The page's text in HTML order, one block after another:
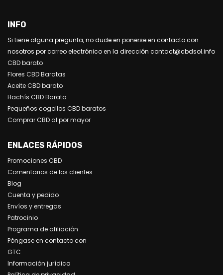
INFO
Si tiene alguna pregunta, no dude en ponerse en contacto con
nosotros por correo electrónico en la dirección contact@cbdsol.info
CBD barato
Flores CBD Baratas
Aceite CBD barato
Hachís CBD Barato
Pequeños cogollos CBD baratos
Comprar CBD al por mayor
ENLACES RÁPIDOS
Promociones CBD
Comentarios de los clientes
Blog
Cuenta y pedido
Envíos y entregas
Patrocinio
Programa de afiliación
Póngase en contacto con
GTC
Información jurídica